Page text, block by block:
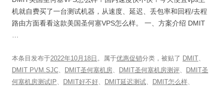
机就自费买了一台测试机器，从速度、延迟、丢包率和回程/去程
路由方面看看这款美国圣何塞VPS怎么样。 一、方案介绍 DMIT
本条目发布于2022年10月18日 。属于优惠促销分类，被贴了 DMIT、
DMIT PVM.SJC、 DMIT圣何塞机房、 DMIT圣何塞机房测评、
DMIT圣
何塞机房测试IP、 DMIT好不好、 DMIT延迟测试、 DMIT怎么样、